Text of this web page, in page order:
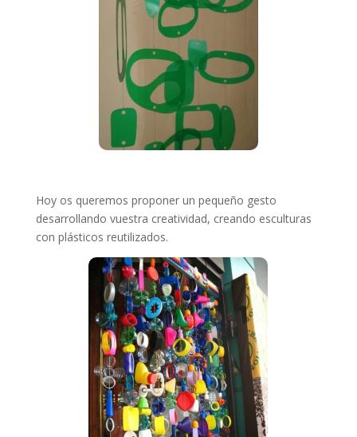
Hoy os queremos proponer un pequeño gesto
desarrollando vuestra creatividad, creando esculturas
con plásticos reutilizados.